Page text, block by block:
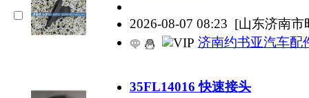
2026-08-07 08:23 [山东济南市
济南约书亚汽车配
35FL14016 快速接头